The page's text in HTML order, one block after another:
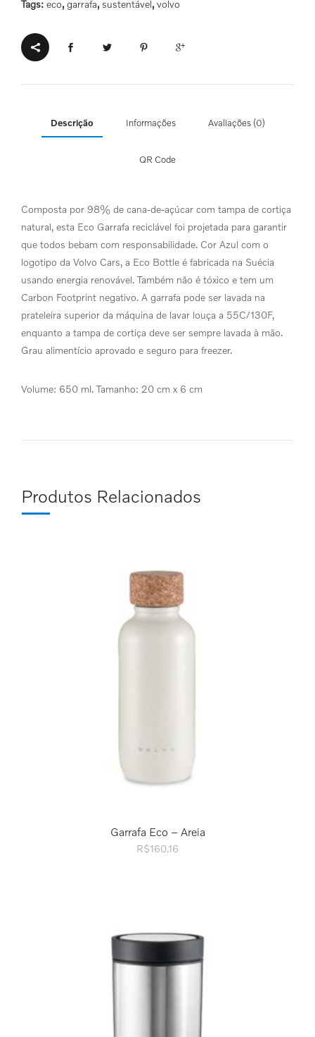
Tags: eco, garrafa, sustentável, volvo
Descrição Informações Avaliações (0)
QR Code
Composta por 98% de cana-de-açúcar com tampa de cortiça
natural, esta Eco Garrafa reciclável foi projetada para garantir
que todos bebam com responsabilidade. Cor Azul com o
logotipo da Volvo Cars, a Eco Bottle é fabricada na Suécia
usando energia renovável. Também não é tóxico e tem um
Carbon Footprint negativo. A garrafa pode ser lavada na
prateleira superior da máquina de lavar louça a 55C/130F,
enquanto a tampa de cortiça deve ser sempre lavada à mão.
Grau alimentício aprovado e seguro para freezer.
Volume: 650 ml. Tamanho: 20 cm x 6 cm
Produtos Relacionados
Garrafa Eco – Areia
R$160.16